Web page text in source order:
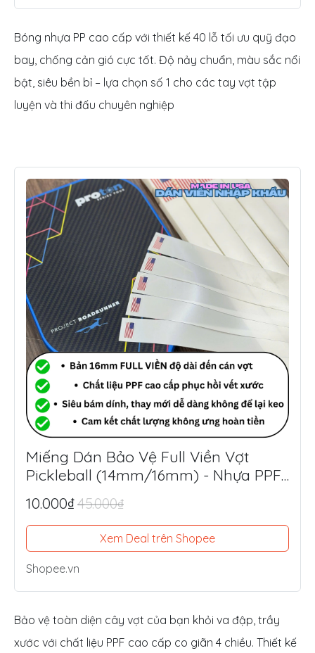
Bóng nhựa PP cao cấp với thiết kế 40 lỗ tối ưu quỹ đạo
bay, chống cản gió cực tốt. Độ nảy chuẩn, màu sắc nổi
bật, siêu bền bỉ – lựa chọn số 1 cho các tay vợt tập
luyện và thi đấu chuyên nghiệp
Miếng Dán Bảo Vệ Full Viền Vợt
Pickleball (14mm/16mm) - Nhựa PPF
Mỹ Siêu Dày 8.5mil
10.000₫45.000₫
Xem Deal trên Shopee
Shopee.vn
Bảo vệ toàn diện cây vợt của bạn khỏi va đập, trầy
xước với chất liệu PPF cao cấp co giãn 4 chiều. Thiết kế